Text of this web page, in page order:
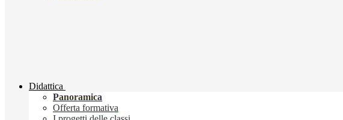
Didattica
Panoramica
Offerta formativa